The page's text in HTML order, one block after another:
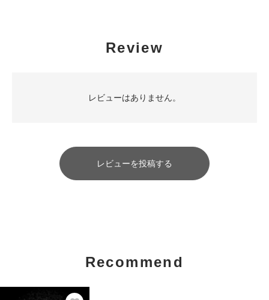
Review
レビューはありません。
レビューを投稿する
Recommend